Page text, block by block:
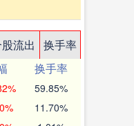
流出
换手率
换手率
59.85%
11.70%